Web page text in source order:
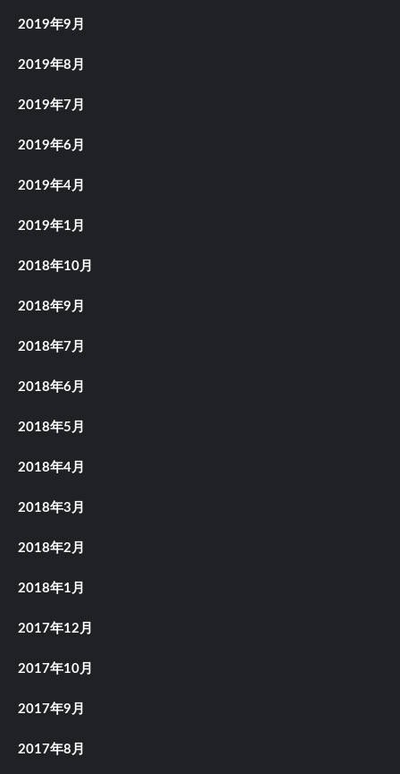
2019年9月
2019年8月
2019年7月
2019年6月
2019年4月
2019年1月
2018年10月
2018年9月
2018年7月
2018年6月
2018年5月
2018年4月
2018年3月
2018年2月
2018年1月
2017年12月
2017年10月
2017年9月
2017年8月